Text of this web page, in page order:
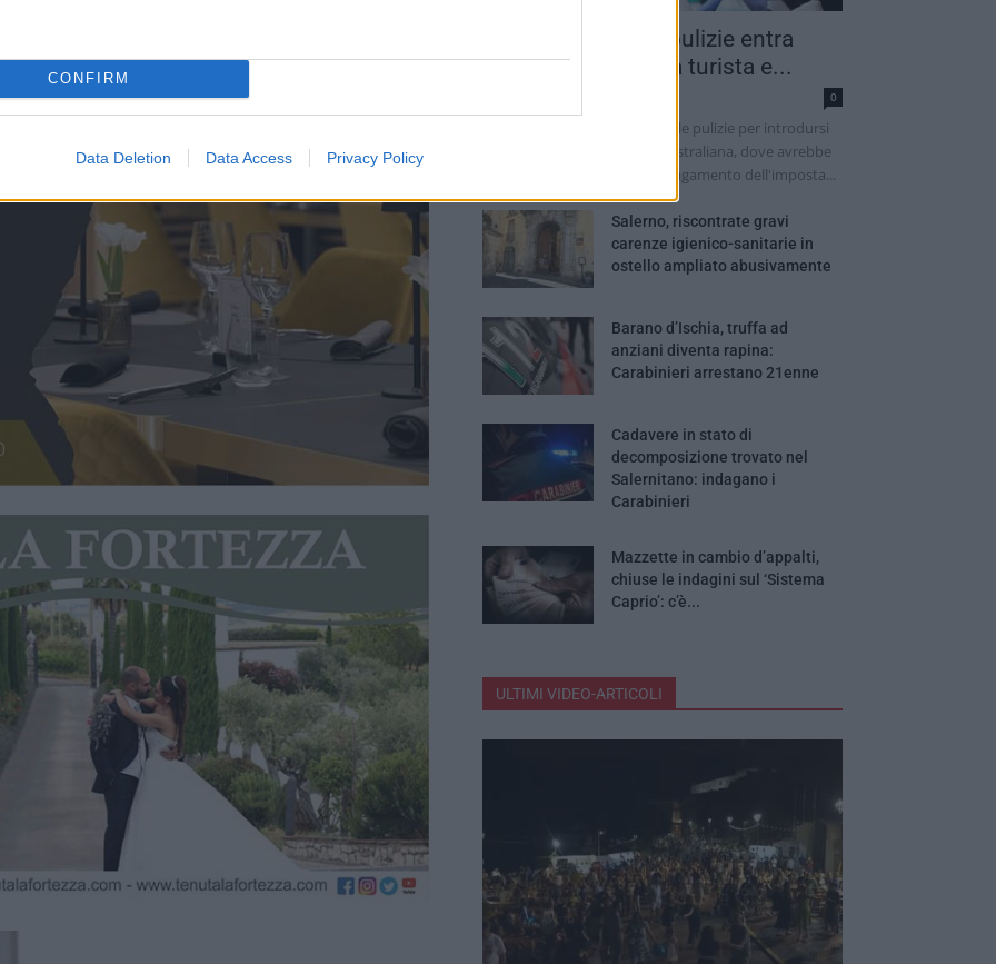
CONFIRM
Data Deletion Data Access Privacy Policy
Finto addetto alle pulizie entra
nella camera di una turista e...
0
Si sarebbe finto un addetto alle pulizie per introdursi
nella camera di una turista australiana, dove avrebbe
prima tentato di ottenere il pagamento dell'imposta...
Salerno, riscontrate gravi
carenze igienico-sanitarie in
ostello ampliato abusivamente
Barano d’Ischia, truffa ad
anziani diventa rapina:
Carabinieri arrestano 21enne
Cadavere in stato di
decomposizione trovato nel
Salernitano: indagano i
Carabinieri
Mazzette in cambio d’appalti,
chiuse le indagini sul ‘Sistema
Caprio’: c’è...
ULTIMI VIDEO-ARTICOLI